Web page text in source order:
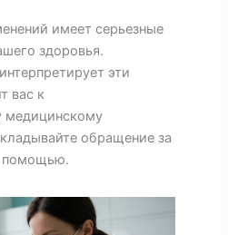
имеет серьезные
здоровья.
эти
вас к
медицинскому
обращение за
помощью.